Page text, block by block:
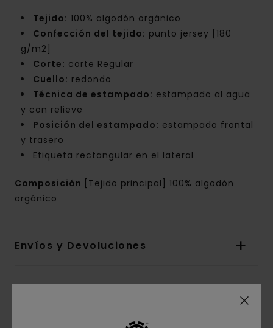
Tejido: 100% algodón orgánico
Confección del tejido: punto jersey [180
g/m2]
Corte: corte Regular
Cuello: redondo
Técnica de estampado: estampado al agua
y con relieve
Posición del estampado: estampado frontal
y trasero
Etiqueta rectangular en el lateral
Composición
[Tejido principal] 100% algodón
orgánico
Envíos y Devoluciones